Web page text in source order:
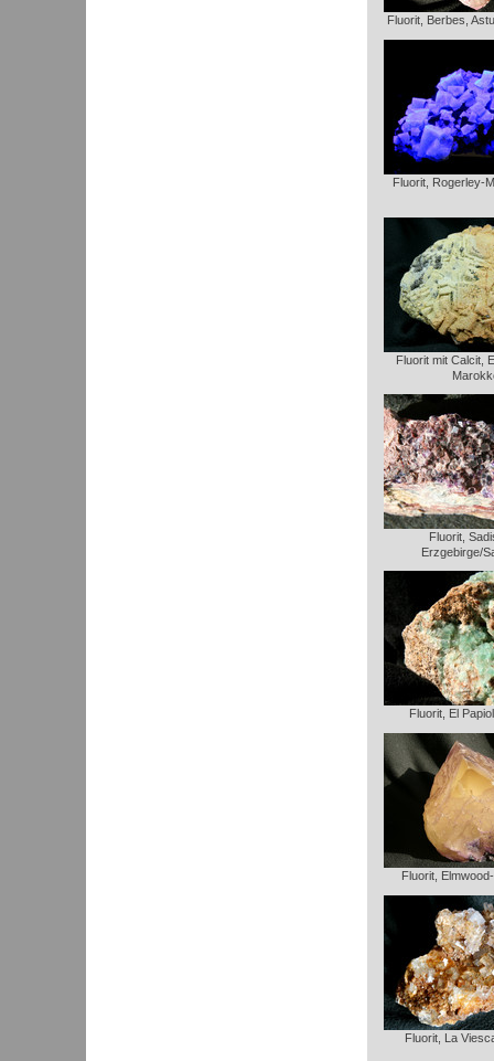
Fluorit, Berbes,
Fluorit, Rogerley-
Fluorit mit Calcit,
Fluorit,
Erzgebirge/
Fluorit, El
Fluorit,
Fluorit, La